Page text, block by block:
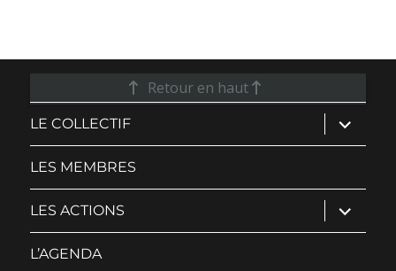
Retour en haut
LE COLLECTIF ouvrir
le
sous-
LES MEMBRES
LES ACTIONS ouvrir
le
sous-
L’AGENDA